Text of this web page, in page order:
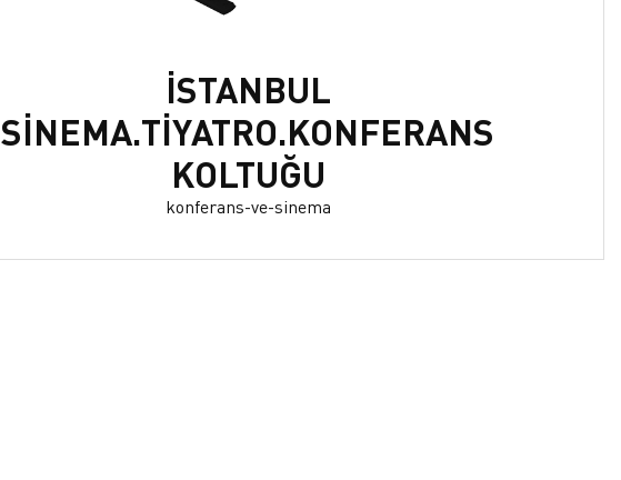
İSTANBUL
SİNEMA.TİYATRO.KONFERANS
KOLTUĞU
konferans-ve-sinema